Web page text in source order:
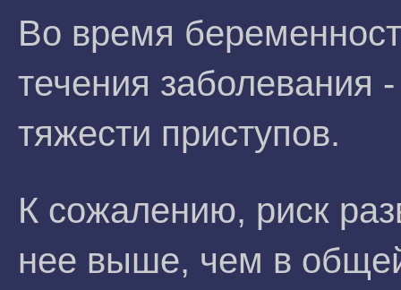
Во время
течения заболевания
тяжести приступов.
К сожалению, риск
нее выше, чем в